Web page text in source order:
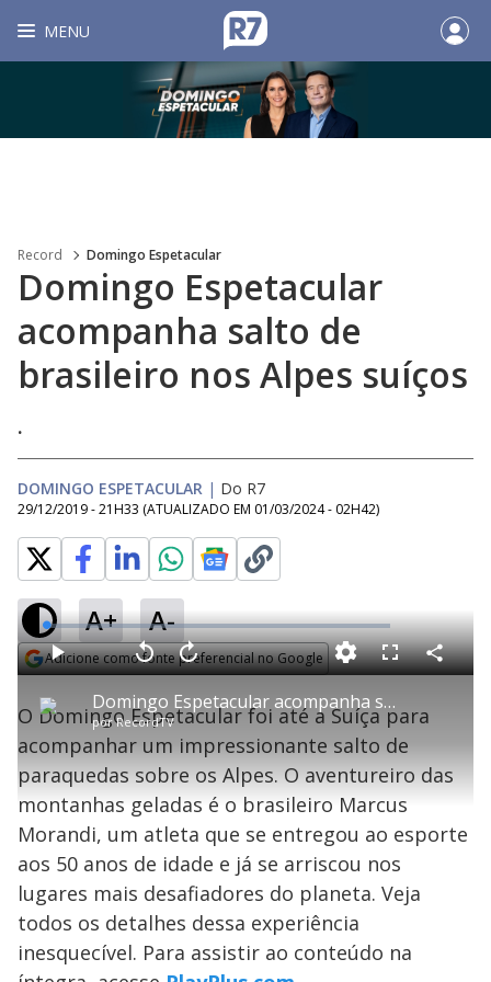
MENU
Record Domingo Espetacular
Domingo Espetacular
acompanha salto de
brasileiro nos Alpes suíços
.
DOMINGO ESPETACULAR | Do R7
29/12/2019 - 21H33 (ATUALIZADO EM 01/03/2024 - 02H42)
A+ A-
Adicione como fonte preferencial no Google
P
l
a
y
Domingo Espetacular acompanha salto de brasileiro nos Alpes suíços
porRecordTV
P V
t
a
r
0
e
g
n
d
s
A
n
ç
a
1
s
e
u
n
d
o
s
M
u
d
o
L
o
a
d
e
:
1
.
0
4
%
F
l
s
c
e
n
C
o
a
O Domingo Espetacular foi até a Suíça para
acompanhar um impressionante salto de
paraquedas sobre os Alpes. O aventureiro das
montanhas geladas é o brasileiro Marcus
Morandi, um atleta que se entregou ao esporte
aos 50 anos de idade e já se arriscou nos
lugares mais desafiadores do planeta. Veja
todos os detalhes dessa experiência
inesquecível. Para assistir ao conteúdo na